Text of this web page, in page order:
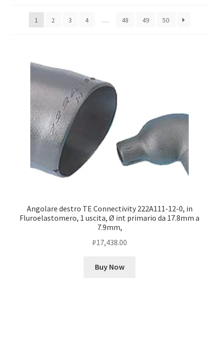
Оформление заказа
Сотрудничество
1 2 3 4 … 48 49 50
Angolare destro TE Connectivity 222A111-12-0, in
Fluroelastomero, 1 uscita, Ø int primario da 17.8mm a
7.9mm,
₽17,438.00
Buy Now